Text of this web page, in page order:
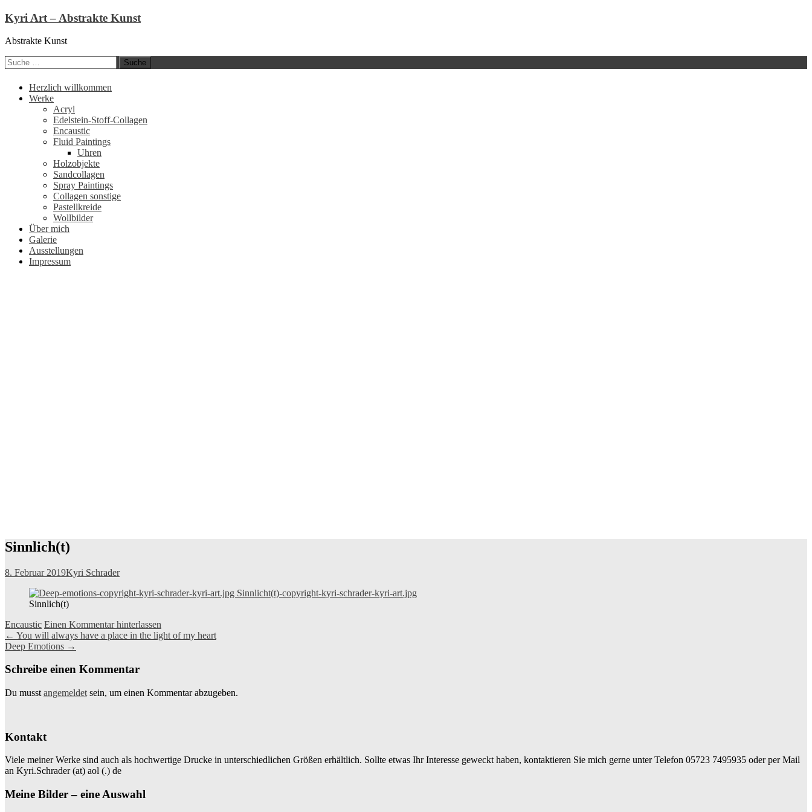
Kyri Art – Abstrakte Kunst
Abstrakte Kunst
Suche
nach:
Zum
Inhalt
Herzlich willkommen
Werke
Acryl
Edelstein-Stoff-Collagen
Encaustic
Fluid Paintings
Uhren
Holzobjekte
Sandcollagen
Spray Paintings
Collagen sonstige
Pastellkreide
Wollbilder
Über mich
Galerie
Ausstellungen
Impressum
Sinnlich(t)
8. Februar 2019Kyri Schrader
Sinnlich(t)
Encaustic Einen Kommentar hinterlassen
Beitragsnavigation
← You will always have a place in the light of my heart
Deep Emotions →
Schreibe einen Kommentar
Du musst angemeldet sein, um einen Kommentar abzugeben.
Kontakt
Viele meiner Werke sind auch als hochwertige Drucke in unterschiedlichen Größen erhältlich. Sollte etwas Ihr Interesse geweckt haben, kontaktieren Sie mich gerne unter Telefon 05723 7495935 oder per Mail
an Kyri.Schrader (at) aol (.) de
Meine Bilder – eine Auswahl